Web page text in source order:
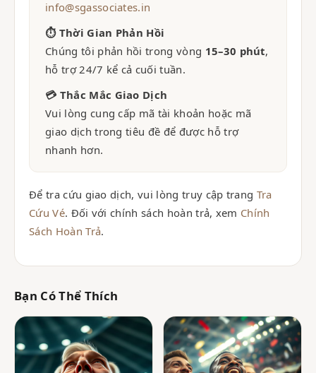
info@sgassociates.in
⏱ Thời Gian Phản Hồi
Chúng tôi phản hồi trong vòng 15–30 phút,
hỗ trợ 24/7 kể cả cuối tuần.
💳 Thắc Mắc Giao Dịch
Vui lòng cung cấp mã tài khoản hoặc mã
giao dịch trong tiêu đề để được hỗ trợ
nhanh hơn.
Để tra cứu giao dịch, vui lòng truy cập trang Tra
Cứu Vé. Đối với chính sách hoàn trả, xem Chính
Sách Hoàn Trả.
Bạn Có Thể Thích